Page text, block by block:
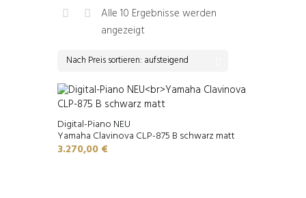
Alle 10 Ergebnisse werden
angezeigtNach
sortiert:
aufsteigend
Digital-Piano NEU
Yamaha Clavinova CLP-875 B schwarz matt
3.270,00 €